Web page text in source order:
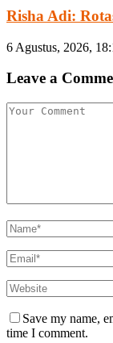
Risha Adi:
6 Agustus, 2026,
Leave a
Save my name,
time I comment.